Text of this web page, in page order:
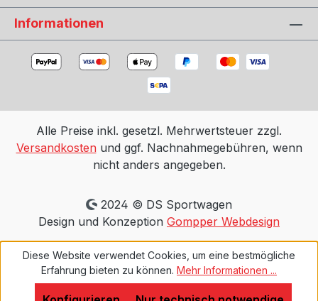
Informationen
Alle Preise inkl. gesetzl. Mehrwertsteuer zzgl.
Versandkostenund ggf. Nachnahmegebühren, wenn
nicht anders angegeben.
2024 © DS Sportwagen
Design und Konzeption Gompper Webdesign
Diese Website verwendet Cookies, um eine bestmögliche
Erfahrung bieten zu können. Mehr Informationen ...